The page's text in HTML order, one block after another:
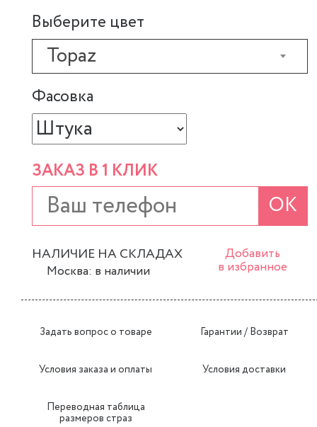
Выберите цвет
Topaz
Фасовка
ЗАКАЗ В 1 КЛИК
ОК
НАЛИЧИЕ НА СКЛАДАХ
Москва: в наличии
Добавить
в избранное
Задать вопрос о товаре Гарантии / Возврат
Условия заказа и оплаты Условия доставки
Переводная таблица
размеров страз